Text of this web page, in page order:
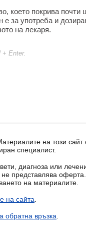
което покрива почти
е за употреба и
на лекаря.
+ Enter.
на този
специалист.
диагноза или
представлява
на материалите.
на сайта
обратна връзка